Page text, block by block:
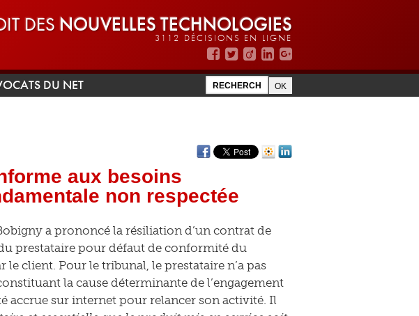
DES NOUVELLES TECHNOLOGIES
3112 DÉCISIONS EN LIGNE
DU NET
aux besoins
non respectée
a prononcé la résiliation d’un contrat de
prestataire pour défaut de conformité du
client. Pour le tribunal, le prestataire n’a pas
la cause déterminante de l’engagement
accrue sur internet pour relancer son activité. Il